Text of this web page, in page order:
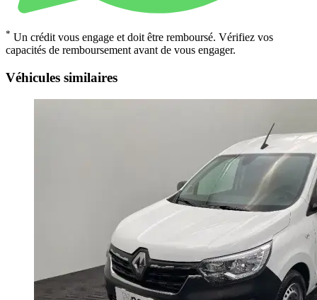
* Un crédit vous engage et doit être remboursé. Vérifiez vos
capacités de remboursement avant de vous engager.
Véhicules similaires